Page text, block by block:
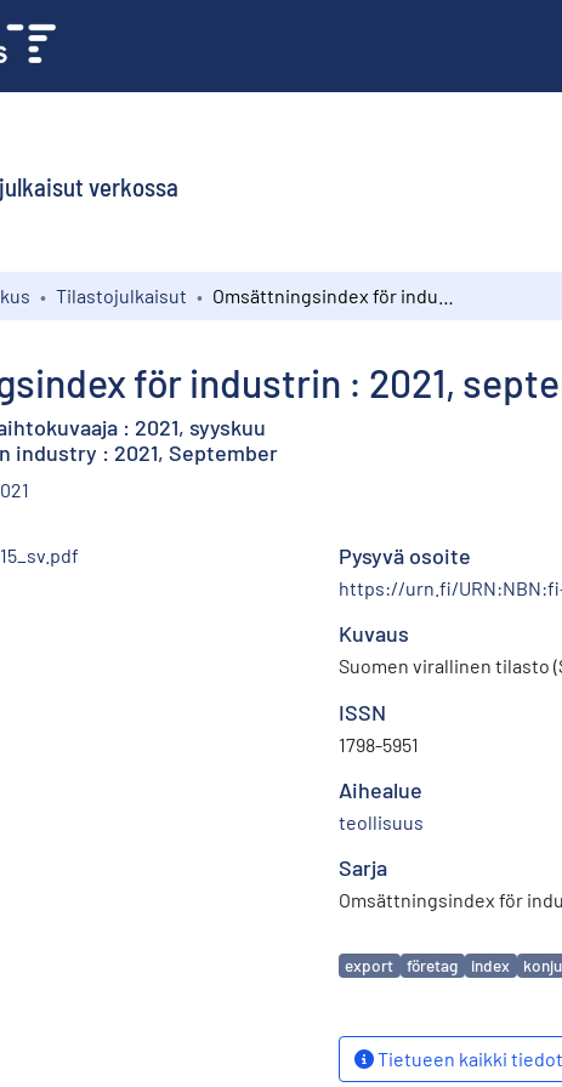
verkossa
Tilastojulkaisut
för industrin : 2021,
: 2021, syyskuu
industry : 2021, September
Pysyvä osoite
https://urn.fi/
Kuvaus
Suomen virallinen tilasto
ISSN
1798-5951
Aihealue
teollisuus
Sarja
Omsättningsindex för
Avainsanat
export företag index
Tietueen kaikki tiedot